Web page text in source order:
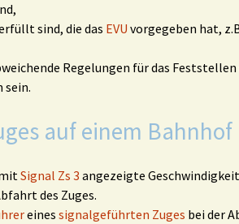
sind, die das EVU vorgegeben hat,
Regelungen für das Feststellen
sein.
auf einem Bahnhof
Signal Zs 3 angezeigte
des Zuges.
eines signalgeführten Zuges bei der